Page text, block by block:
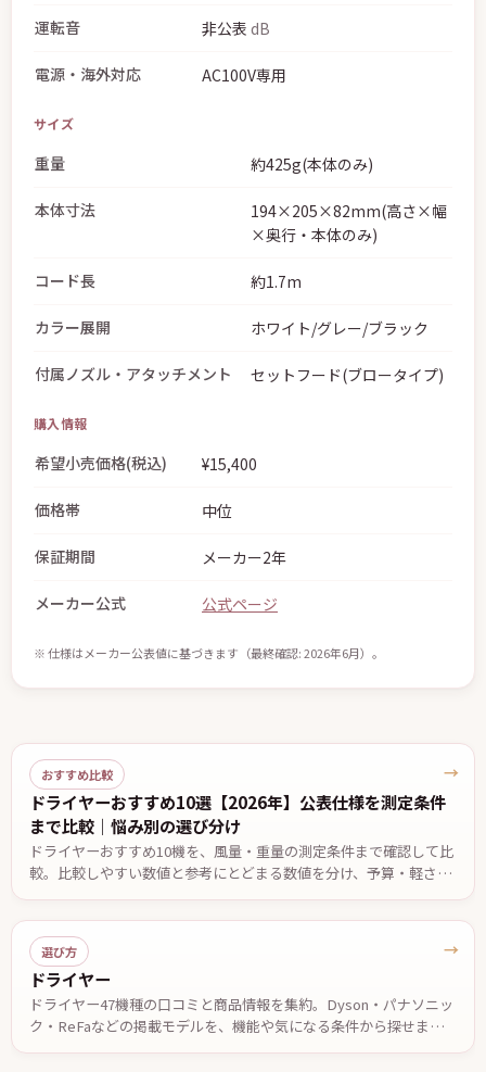
運転音 非公表 dB
電源・海外対応 AC100V専用
サイズ
重量 約425g(本体のみ)
本体寸法
194×205×82mm(高さ×幅
×奥行・本体のみ)
コード長 約1.7m
カラー展開 ホワイト/グレー/ブラック
付属ノズル・アタッチメント セットフード(ブロータイプ)
購入情報
希望小売価格(税込) ¥15,400
価格帯 中位
保証期間 メーカー2年
メーカー公式 公式ページ
※ 仕様はメーカー公表値に基づきます（最終確認: 2026年6月）。
おすすめ比較
ドライヤーおすすめ10選【2026年】公表仕様を測定条件
まで比較｜悩み別の選び分け
ドライヤーおすすめ10機を、風量・重量の測定条件まで確認して比
較。比較しやすい数値と参考にとどまる数値を分け、予算・軽さ・
低温設定・温度自動制御など悩み別の候補と、2台で迷ったときの
決め手を公表仕様ベースでまとめました。価格は2026年7月29日確
→
選び方
ドライヤー
ドライヤー47機種の口コミと商品情報を集約。Dyson・パナソニッ
ク・ReFaなどの掲載モデルを、機能や気になる条件から探せます。
投稿された口コミやメーカー公表情報を参考に、自分に合う一台を
検討できます。
→